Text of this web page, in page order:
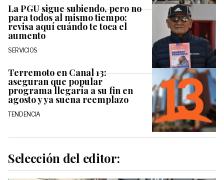
La PGU sigue subiendo, pero no
para todos al mismo tiempo:
revisa aquí cuándo te toca el
aumento
SERVICIOS
Terremoto en Canal 13:
aseguran que popular
programa llegaría a su fin en
agosto y ya suena reemplazo
TENDENCIA
Selección del editor: